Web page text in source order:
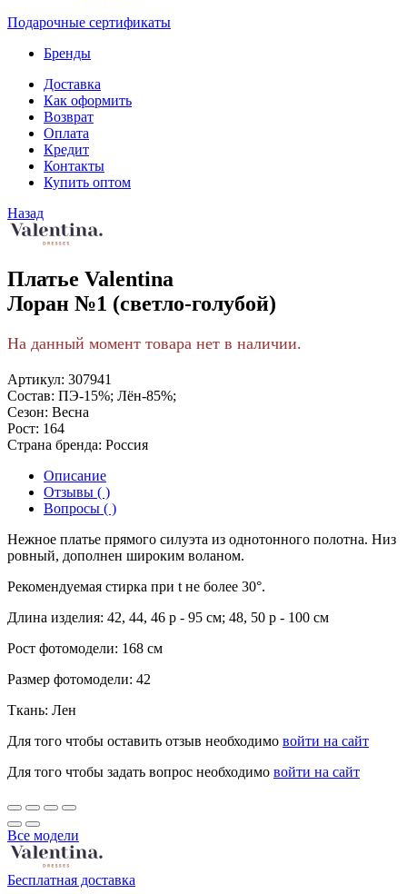
Подарочные сертификаты
Бренды
Доставка
Как оформить
Возврат
Оплата
Кредит
Контакты
Купить оптом
Назад
Платье Valentina
Лоран №1 (светло-голубой)
На данный момент товара нет в наличии.
Артикул: 307941
Состав: ПЭ-15%; Лён-85%;
Сезон: Весна
Рост: 164
Страна бренда: Россия
Описание
Отзывы ( )
Вопросы ( )
Нежное платье прямого силуэта из однотонного полотна. Низ
ровный, дополнен широким воланом.
Рекомендуемая стирка при t не более 30°.
Длина изделия: 42, 44, 46 р - 95 см; 48, 50 р - 100 см
Рост фотомодели: 168 см
Размер фотомодели: 42
Ткань: Лен
Для того чтобы оставить отзыв необходимо войти на сайт
Для того чтобы задать вопрос необходимо войти на сайт
Все модели
Бесплатная доставка